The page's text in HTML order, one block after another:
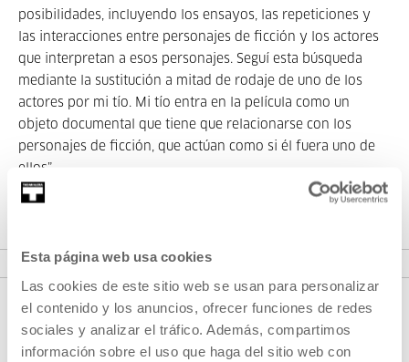
Esta página web usa cookies
Las cookies de este sitio web se usan para personalizar
el contenido y los anuncios, ofrecer funciones de redes
sociales y analizar el tráfico. Además, compartimos
información sobre el uso que haga del sitio web con
posibilidades, incluyendo los ensayos, las repeticiones y
las interacciones entre personajes de ficción y los actores
que interpretan a esos personajes. Seguí esta búsqueda
mediante la sustitución a mitad de rodaje de uno de los
actores por mi tío. Mi tío entra en la película como un
objeto documental que tiene que relacionarse con los
personajes de ficción, que actúan como si él fuera uno de
ellos”.
Presentación y charla posterior con Nicolás Pereda y